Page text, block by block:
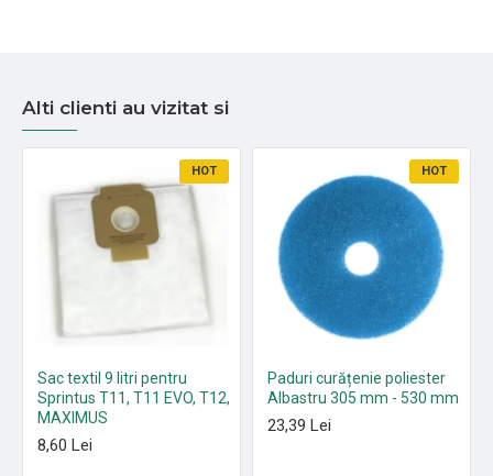
Alti clienti au vizitat si
HOT
Sac textil 9 litri pentru
Sprintus T11, T11 EVO, T12,
MAXIMUS
8,60 Lei
HOT
Paduri curățenie poliester
Albastru 305 mm - 530 mm
23,39 Lei